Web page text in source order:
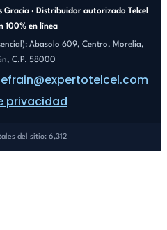
Gracia · Distribuidor autorizado Telcel
100% en línea
Abasolo 609, Centro, Morelia,
C.P. 58000
efrain@expertotelcel.com
privacidad
del sitio: 6,312